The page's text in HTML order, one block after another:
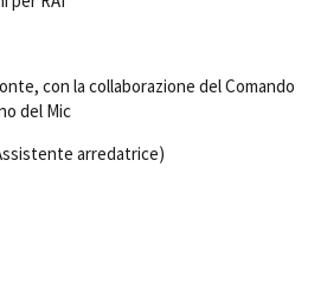
con la collaborazione del Comando
del Mic
arredatrice)